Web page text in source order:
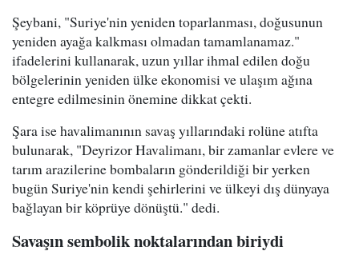
Şeybani, "Suriye'nin yeniden toparlanması, doğusunun
yeniden ayağa kalkması olmadan tamamlanamaz."
ifadelerini kullanarak, uzun yıllar ihmal edilen doğu
bölgelerinin yeniden ülke ekonomisi ve ulaşım ağına
entegre edilmesinin önemine dikkat çekti.
Şara ise havalimanının savaş yıllarındaki rolüne atıfta
bulunarak, "Deyrizor Havalimanı, bir zamanlar evlere ve
tarım arazilerine bombaların gönderildiği bir yerken
bugün Suriye'nin kendi şehirlerini ve ülkeyi dış dünyaya
bağlayan bir köprüye dönüştü." dedi.
Savaşın sembolik noktalarından biriydi